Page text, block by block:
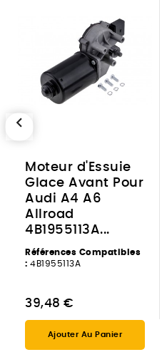
Moteur d'Essuie
Glace Avant Pour
Audi A4 A6
Allroad
4B1955113A...
Références Compatibles
: 4B1955113A
39,48 €
Ajouter Au Panier
chevron_left